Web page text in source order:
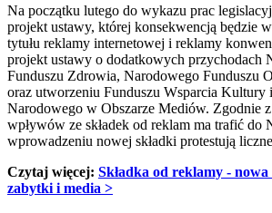
Na początku lutego do wykazu prac
projekt ustawy, której konsekwencją będzie
tytułu reklamy internetowej i reklamy
projekt ustawy o dodatkowych przychodach
Funduszu Zdrowia, Narodowego Funduszu
oraz utworzeniu Funduszu Wsparcia Kultury
Narodowego w Obszarze Mediów. Zgodnie z
wpływów ze składek od reklam ma trafić do
wprowadzeniu nowej składki protestują
Czytaj więcej: Składka od reklamy -
zabytki i media >